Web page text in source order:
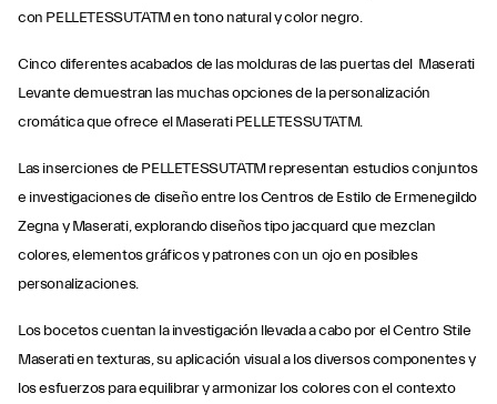
con PELLETESSUTATM en tono natural y color negro.
Cinco diferentes acabados de las molduras de las puertas del Maserati
Levante demuestran las muchas opciones de la personalización
cromática que ofrece el Maserati PELLETESSUTATM.
Las inserciones de PELLETESSUTATM representan estudios conjuntos
e investigaciones de diseño entre los Centros de Estilo de Ermenegildo
Zegna y Maserati, explorando diseños tipo jacquard que mezclan
colores, elementos gráficos y patrones con un ojo en posibles
personalizaciones.
Los bocetos cuentan la investigación llevada a cabo por el Centro Stile
Maserati en texturas, su aplicación visual a los diversos componentes y
los esfuerzos para equilibrar y armonizar los colores con el contexto